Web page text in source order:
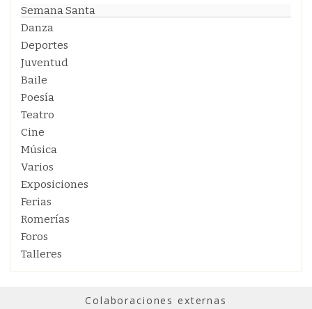
Semana Santa
Danza
Deportes
Juventud
Baile
Poesía
Teatro
Cine
Música
Varios
Exposiciones
Ferias
Romerías
Foros
Talleres
Colaboraciones externas